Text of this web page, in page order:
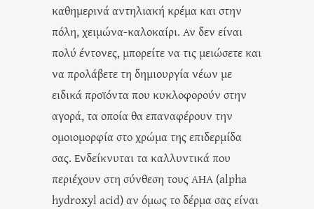
καθημερινά αντηλιακή κρέμα και στην
πόλη, χειμώνα-καλοκαίρι. Αν δεν είναι
πολύ έντονες, μπορείτε να τις μειώσετε και
να προλάβετε τη δημιουργία νέων με
ειδικά προϊόντα που κυκλοφορούν στην
αγορά, τα οποία θα επαναφέρουν την
ομοιομορφία στο χρώμα της επιδερμίδα
σας. Ενδείκνυται τα καλλυντικά που
περιέχουν στη σύνθεση τους AHA (alpha
hydroxyl acid) αν όμως το δέρμα σας είναι